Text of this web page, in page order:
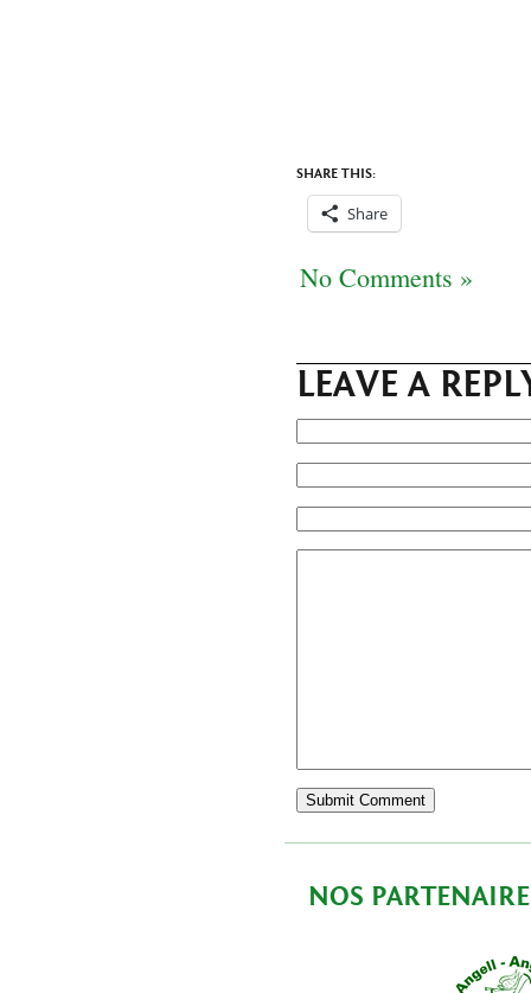
SHARE THIS:
Share
No Comments »
LEAVE A
NOS